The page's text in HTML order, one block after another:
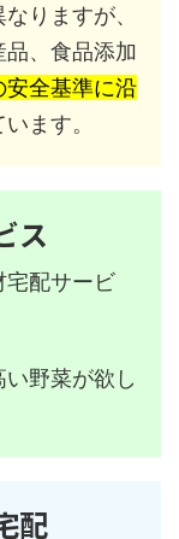
りますが、
、食品添加
安全基準に沿
ます。
ス
宅配サービ
野菜が欲し
配